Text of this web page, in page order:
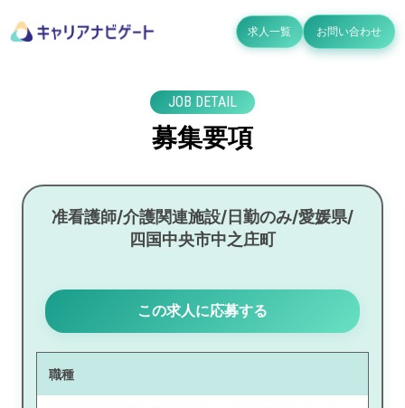
求人一覧 お問い合わせ
JOB DETAIL
募集要項
准看護師/介護関連施設/日勤のみ/愛媛県/
四国中央市中之庄町
この求人に応募する
職種